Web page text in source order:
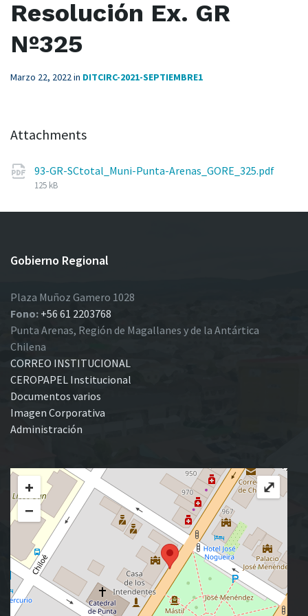
Resolución Ex. GR
Nº325
Marzo 22, 2022in DITCIRC-2021-SEPTIEMBRE1
Attachments
93-GR-SCtotal_Muni-Punta-Arenas_GORE_325.pdf
125 kB
Gobierno Regional
Plaza Muñoz Gamero 1028
Fono: +56 61 2203768
Punta Arenas, Región de Magallanes y de la Antártica
Chilena
CORREO INSTITUCIONAL
CEROPAPEL Institucional
Documentos varios
Imagen Corporativa
Administración
+
−
⤢